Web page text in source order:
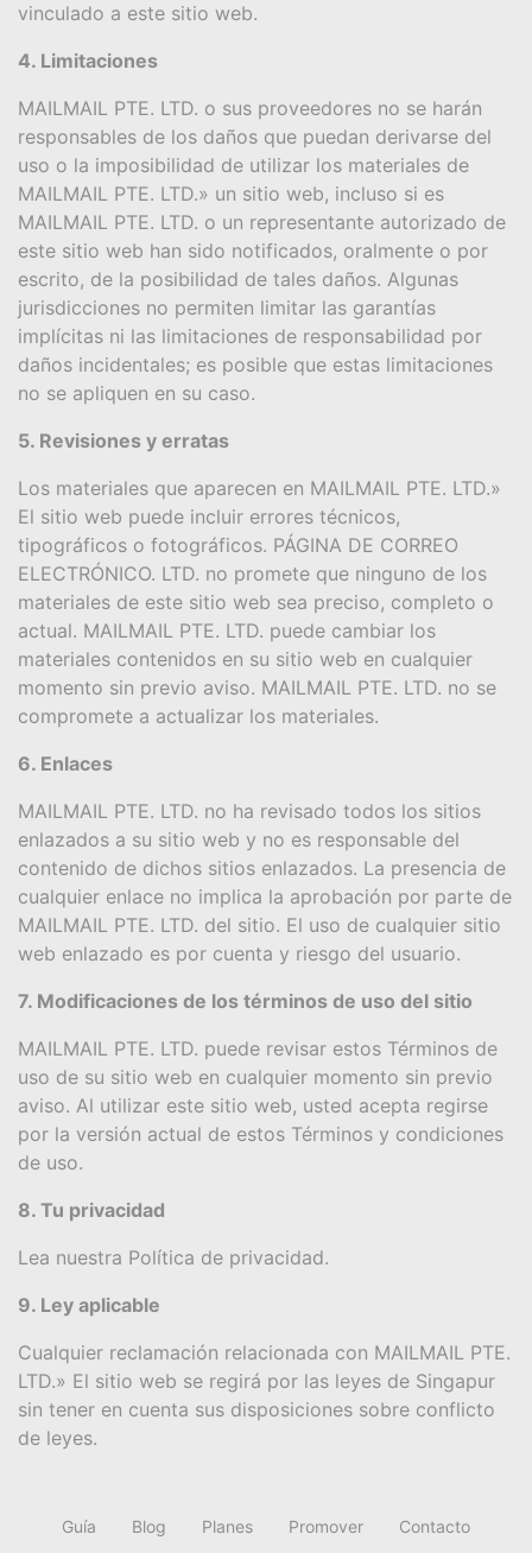
vinculado a este sitio web.
4. Limitaciones
MAILMAIL PTE. LTD. o sus proveedores no se harán
responsables de los daños que puedan derivarse del
uso o la imposibilidad de utilizar los materiales de
MAILMAIL PTE. LTD.» un sitio web, incluso si es
MAILMAIL PTE. LTD. o un representante autorizado de
este sitio web han sido notificados, oralmente o por
escrito, de la posibilidad de tales daños. Algunas
jurisdicciones no permiten limitar las garantías
implícitas ni las limitaciones de responsabilidad por
daños incidentales; es posible que estas limitaciones
no se apliquen en su caso.
5. Revisiones y erratas
Los materiales que aparecen en MAILMAIL PTE. LTD.»
El sitio web puede incluir errores técnicos,
tipográficos o fotográficos. PÁGINA DE CORREO
ELECTRÓNICO. LTD. no promete que ninguno de los
materiales de este sitio web sea preciso, completo o
actual. MAILMAIL PTE. LTD. puede cambiar los
materiales contenidos en su sitio web en cualquier
momento sin previo aviso. MAILMAIL PTE. LTD. no se
compromete a actualizar los materiales.
6. Enlaces
MAILMAIL PTE. LTD. no ha revisado todos los sitios
enlazados a su sitio web y no es responsable del
contenido de dichos sitios enlazados. La presencia de
cualquier enlace no implica la aprobación por parte de
MAILMAIL PTE. LTD. del sitio. El uso de cualquier sitio
web enlazado es por cuenta y riesgo del usuario.
7. Modificaciones de los términos de uso del sitio
MAILMAIL PTE. LTD. puede revisar estos Términos de
uso de su sitio web en cualquier momento sin previo
aviso. Al utilizar este sitio web, usted acepta regirse
por la versión actual de estos Términos y condiciones
de uso.
8. Tu privacidad
Lea nuestra Política de privacidad.
9. Ley aplicable
Cualquier reclamación relacionada con MAILMAIL PTE.
LTD.» El sitio web se regirá por las leyes de Singapur
sin tener en cuenta sus disposiciones sobre conflicto
de leyes.
Guía Blog Planes Promover
Contacto